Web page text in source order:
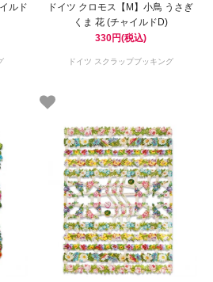
ルド
ドイツ クロモス【M】小鳥 うさぎ
くま 花 (チャイルドD)
330円(税込)
ドイツ スクラップブッキング